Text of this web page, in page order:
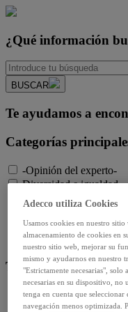
¿Qué información
BUSCAR
Te ayudamos a
Categorías
-Opinión del experto-
Diversidad e igualdad
Empleo y relaciones
Salud y prevención
Talento y formación
Temas de actualidad:
Reformas laborales
Reskilling y upskilling
Adecco utiliza Cookies
Usamos cookies en nuestro
almacenamiento de cookies en
nuestro sitio web, mejorar su
mismo y ayudarnos en nuestro
"Estrictamente necesarias", solo
necesarias en su dispositivo, no
tenga en cuenta que
navegación menos optimizada.